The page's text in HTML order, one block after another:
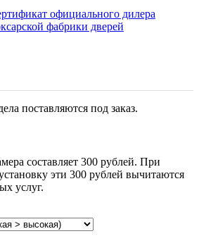
поставляются под заказ.
составляет 300 рублей. При
эти 300 рублей вычитаются
услуг.